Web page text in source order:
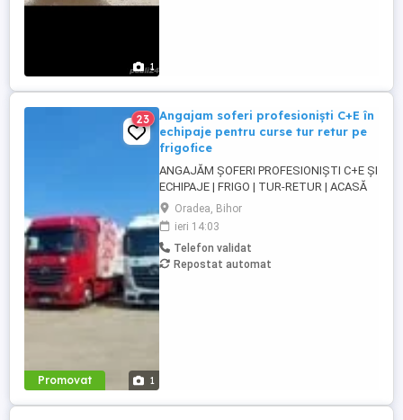
1
Promovat 1
23
Angajam soferi profesioniști C+E în
echipaje pentru curse tur retur pe
frigofice
ANGAJĂM ȘOFERI PROFESIONIȘTI C+E ȘI
ECHIPAJE | FRIGO | TUR-RETUR | ACASĂ
SĂPTĂMÂNAL | ORADEA Companie de
transport din Oradea angajează șoferi
profesioniști categoria C+E și echipaje
pentru transport internațional pe
camioane Euro 6 cu semiremorci
Oradea, Bihor
ieri 14:03
Telefon validat
Repostat automat